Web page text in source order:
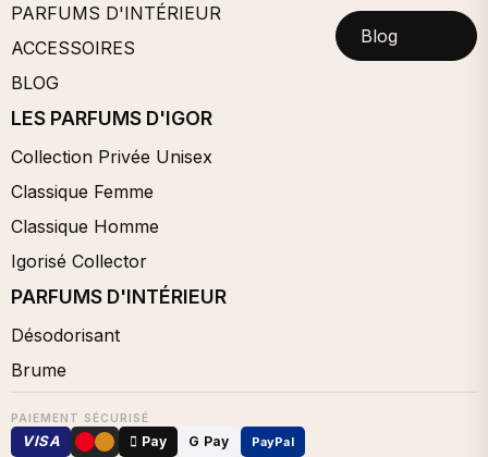
PARFUMS D'INTÉRIEUR
ACCESSOIRES
BLOG
LES PARFUMS D'IGOR
Collection Privée Unisex
Classique Femme
Classique Homme
Igorisé Collector
PARFUMS D'INTÉRIEUR
Désodorisant
Brume
Blog
PAIEMENT SÉCURISÉ
VISA  Pay G Pay PayPal